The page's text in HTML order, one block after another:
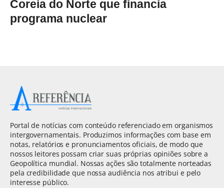
Coreia do Norte que financia
programa nuclear
Portal de notícias com conteúdo referenciado em organismos
intergovernamentais. Produzimos informações com base em
notas, relatórios e pronunciamentos oficiais, de modo que
nossos leitores possam criar suas próprias opiniões sobre a
Geopolítica mundial. Nossas ações são totalmente norteadas
pela credibilidade que nossa audiência nos atribui e pelo
interesse público.